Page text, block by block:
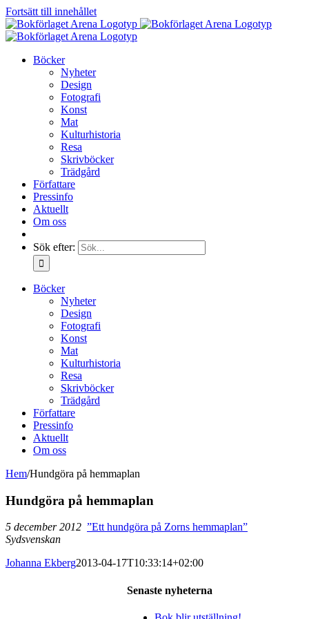
Fortsätt till innehållet
Böcker
Nyheter
Design
Fotografi
Konst
Mat
Kulturhistoria
Resa
Skrivböcker
Trädgård
Författare
Pressinfo
Aktuellt
Om oss
Sök efter:
Böcker
Nyheter
Design
Fotografi
Konst
Mat
Kulturhistoria
Resa
Skrivböcker
Trädgård
Författare
Pressinfo
Aktuellt
Om oss
Hem/Hundgöra på hemmaplan
Hundgöra på hemmaplan
5 december 2012 ”Ett hundgöra på Zorns hemmaplan”
Sydsvenskan
Johanna Ekberg2013-04-17T10:33:14+02:00
Senaste nyheterna